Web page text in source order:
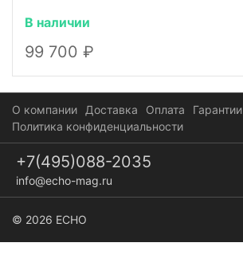
В наличии
99 700
О компании Доставка Оплата Гарантии
Политика конфиденциальности
+7(495)088-2035
info@echo-mag.ru
© 2026 ECHO